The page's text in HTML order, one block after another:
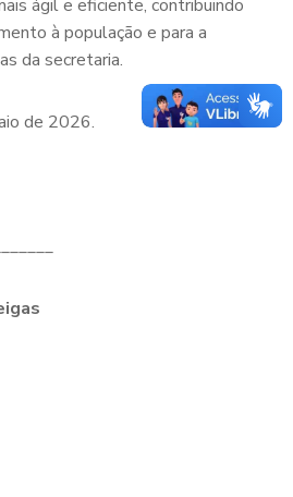
ágil e eficiente, contribuindo
à população e para a
da secretaria.
de 2026.